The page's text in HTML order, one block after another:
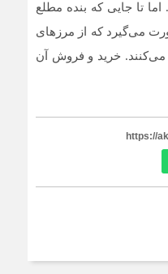
تا جایی که بنده مطلع
می‌گیرد که از مرزهای
می‌کنند. خرید و فروش آن
https://